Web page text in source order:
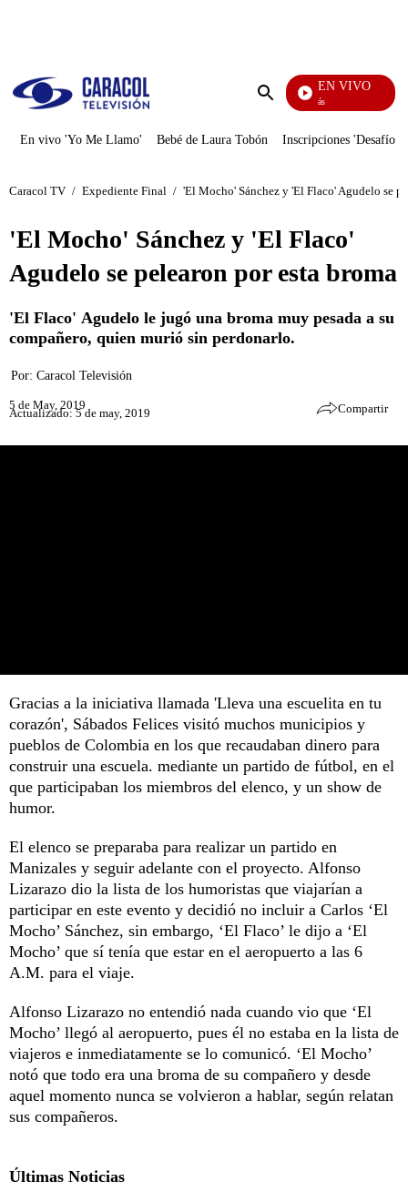
Enviar
EN VIVO
También Caerás
En vivo 'Yo Me Llamo' Bebé de Laura Tobón Inscripciones 'Desafío'
Caracol TV / Expediente Final / 'El Mocho' Sánchez y 'El Flaco' Agudelo se
'El Mocho' Sánchez y 'El Flaco'
Agudelo se pelearon por esta broma
'El Flaco' Agudelo le jugó una broma muy pesada a su
compañero, quien murió sin perdonarlo.
Por: Caracol Televisión
5 de May, 2019
Actualizado: 5 de may, 2019 Compartir
Gracias a la iniciativa llamada 'Lleva una escuelita en tu
corazón', Sábados Felices visitó muchos municipios y
pueblos de Colombia en los que recaudaban dinero para
construir una escuela. mediante un partido de fútbol, en el
que participaban los miembros del elenco, y un show de
humor.
El elenco se preparaba para realizar un partido en
Manizales y seguir adelante con el proyecto. Alfonso
Lizarazo dio la lista de los humoristas que viajarían a
participar en este evento y decidió no incluir a Carlos ‘El
Mocho’ Sánchez, sin embargo, ‘El Flaco’ le dijo a ‘El
Mocho’ que sí tenía que estar en el aeropuerto a las 6
A.M. para el viaje.
Alfonso Lizarazo no entendió nada cuando vio que ‘El
Mocho’ llegó al aeropuerto, pues él no estaba en la lista de
viajeros e inmediatamente se lo comunicó. ‘El Mocho’
notó que todo era una broma de su compañero y desde
aquel momento nunca se volvieron a hablar, según relatan
sus compañeros.
Últimas Noticias